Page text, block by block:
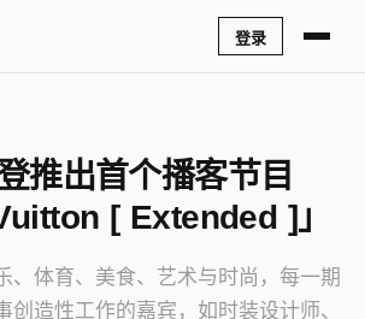
登录
推出首个播客节目
[ Extended ]」
、体育、美食、艺术与时尚，每一期
创造性工作的嘉宾，如时装设计师、